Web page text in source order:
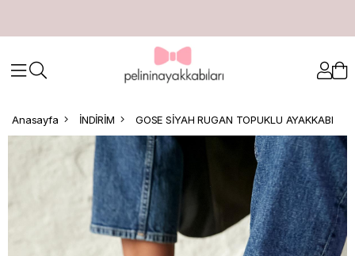
Anasayfa İNDİRİM GOSE SİYAH RUGAN TOPUKLU AYAKKABI